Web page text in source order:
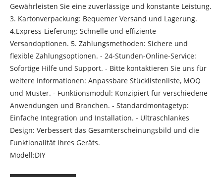
Gewährleisten Sie eine zuverlässige und konstante Leistung.
3. Kartonverpackung: Bequemer Versand und Lagerung.
4.Express-Lieferung: Schnelle und effiziente
Versandoptionen. 5. Zahlungsmethoden: Sichere und
flexible Zahlungsoptionen. - 24-Stunden-Online-Service:
Sofortige Hilfe und Support. - Bitte kontaktieren Sie uns für
weitere Informationen: Anpassbare Stücklistenliste, MOQ
und Muster. - Funktionsmodul: Konzipiert für verschiedene
Anwendungen und Branchen. - Standardmontagetyp:
Einfache Integration und Installation. - Ultraschlankes
Design: Verbessert das Gesamterscheinungsbild und die
Funktionalität Ihres Geräts.
Modell:DIY